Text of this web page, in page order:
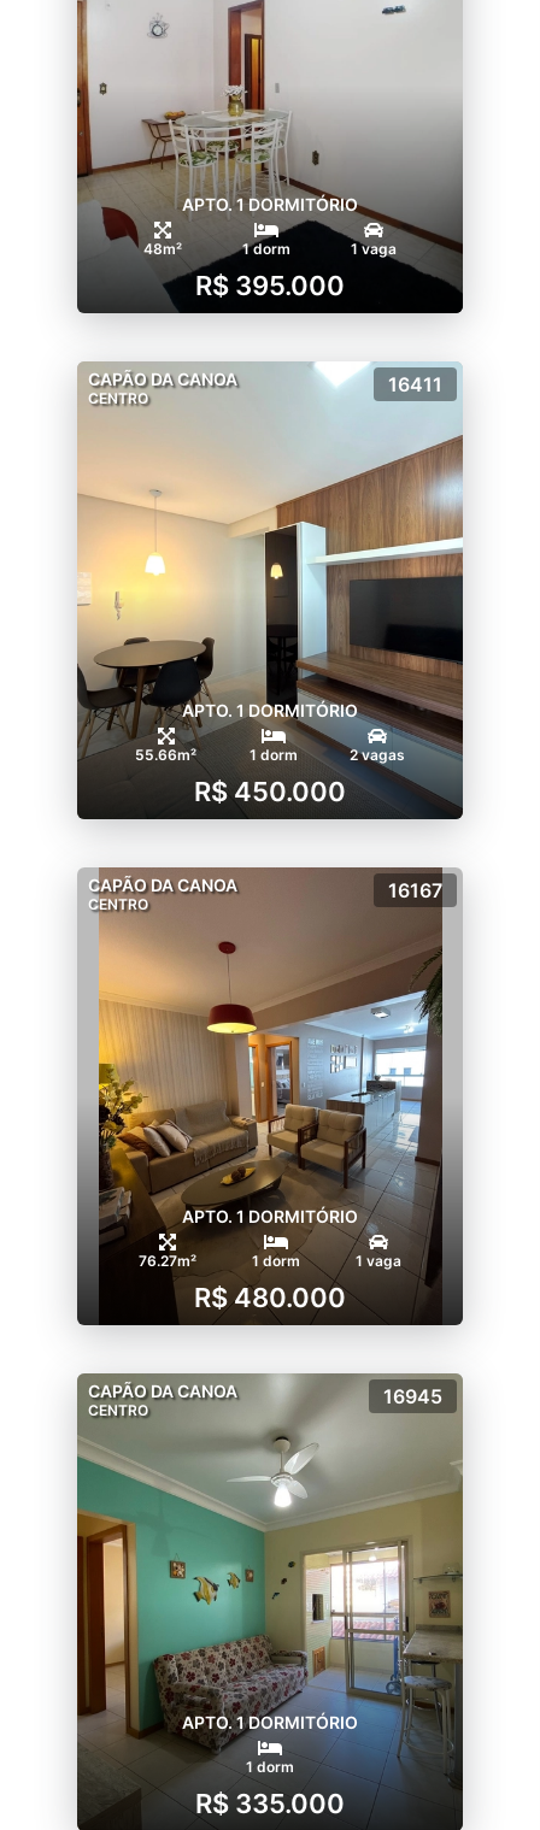
APTO. 1 DORMITÓRIO
48m² 1 dorm 1 vaga
R$ 395.000
CAPÃO DA CANOA
CENTRO
16411
APTO. 1 DORMITÓRIO
55.66m² 1 dorm 2 vagas
R$ 450.000
CAPÃO DA CANOA
CENTRO
16167
APTO. 1 DORMITÓRIO
76.27m² 1 dorm 1 vaga
R$ 480.000
CAPÃO DA CANOA
CENTRO
16945
APTO. 1 DORMITÓRIO
1 dorm
R$ 335.000